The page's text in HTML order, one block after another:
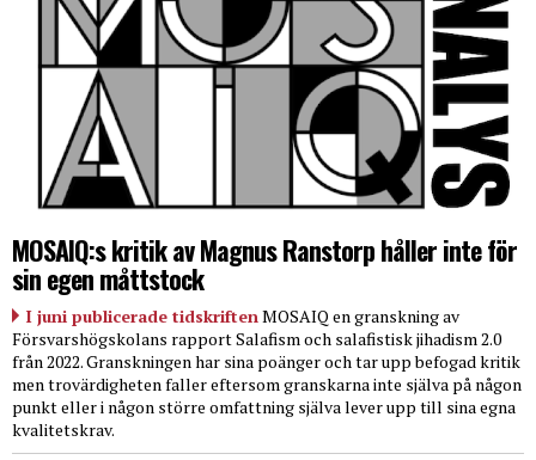
MOSAIQ:s kritik av Magnus Ranstorp håller inte för
sin egen måttstock
I juni publicerade tidskriften MOSAIQ en granskning av
Försvarshögskolans rapport Salafism och salafistisk jihadism 2.0
från 2022. Granskningen har sina poänger och tar upp befogad kritik
men trovärdigheten faller eftersom granskarna inte själva på någon
punkt eller i någon större omfattning själva lever upp till sina egna
kvalitetskrav.